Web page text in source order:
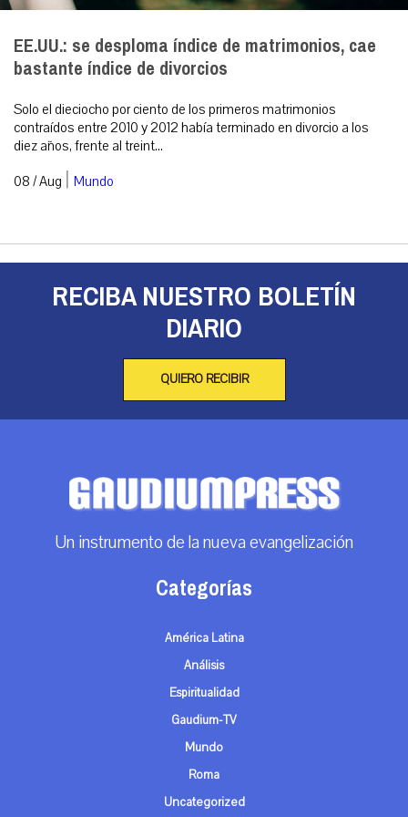
EE.UU.: se desploma índice de matrimonios, cae
bastante índice de divorcios
Solo el dieciocho por ciento de los primeros matrimonios
contraídos entre 2010 y 2012 había terminado en divorcio a los
diez años, frente al treint...
08 / Aug | Mundo
RECIBA NUESTRO BOLETÍN
DIARIO
QUIERO RECIBIR
Un instrumento de la nueva evangelización
Categorías
América Latina
Análisis
Espiritualidad
Gaudium-TV
Mundo
Roma
Uncategorized